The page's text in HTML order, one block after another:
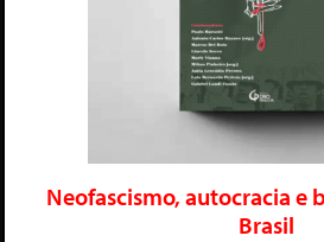
Neofascismo, autocracia e
Brasil